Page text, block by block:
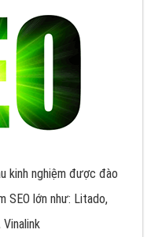
kinh nghiệm được đào
SEO lớn như: Litado,